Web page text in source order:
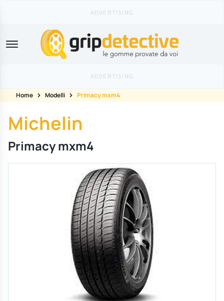
GripDetective
Home Modelli Primacy mxm4
Michelin
Primacy mxm4